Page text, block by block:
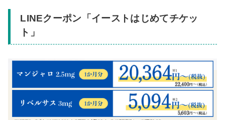
LINEクーポン「イーストはじめてチケッ
ト」